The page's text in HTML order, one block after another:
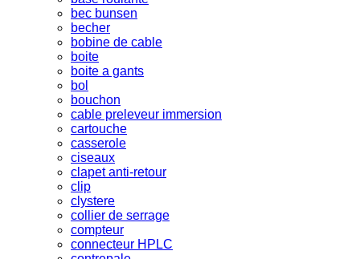
bec bunsen
becher
bobine de cable
boite
boite a gants
bol
bouchon
cable preleveur immersion
cartouche
casserole
ciseaux
clapet anti-retour
clip
clystere
collier de serrage
compteur
connecteur HPLC